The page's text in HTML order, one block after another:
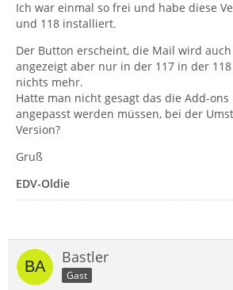
Ich war einmal so frei und habe diese
und 118 installiert.
Der Button erscheint, die Mail wird
angezeigt aber nur in der 117 in der
nichts mehr.
Hatte man nicht gesagt das die Add-
angepasst werden müssen, bei der
Version?
Gruß
EDV-Oldie
Bastler
Gast